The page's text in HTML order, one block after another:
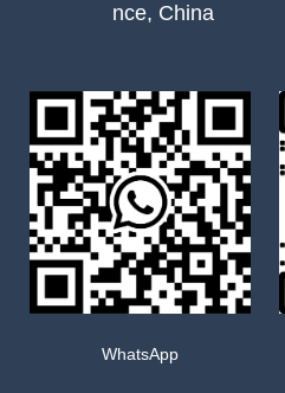
nce, China
WhatsApp